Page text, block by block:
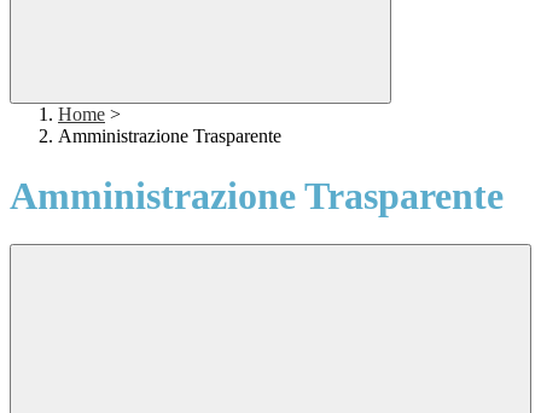
Home >
Amministrazione Trasparente
Amministrazione Trasparente